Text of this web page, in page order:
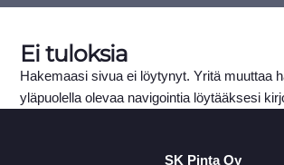
Ei tuloksia
Hakemaasi sivua ei löytynyt. Yritä muuttaa
yläpuolella olevaa navigointia löytääksesi
SK Pinta Oy